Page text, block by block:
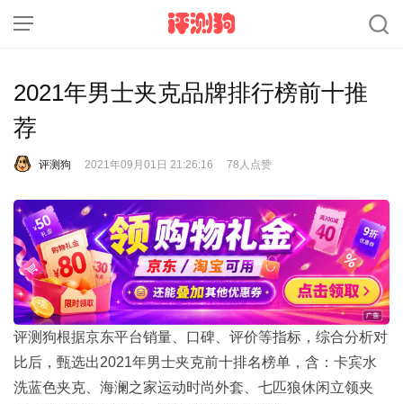
2021年男士夹克品牌排行榜前十推
荐
评测狗 2021年09月01日 21:26:16 78人点赞
评测狗根据京东平台销量、口碑、评价等指标，综合分析对
比后，甄选出2021年男士夹克前十排名榜单，含：卡宾水
洗蓝色夹克、海澜之家运动时尚外套、七匹狼休闲立领夹